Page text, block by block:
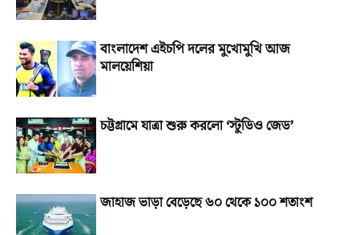
বাংলাদেশ এইচপি দলের মুখোমুখি আজ
মালয়েশিয়া
চট্টগ্রামে যাত্রা শুরু করলো ‘স্টুডিও জেড’
জাহাজ ভাড়া বেড়েছে ৬০ থেকে ১০০ শতাংশ